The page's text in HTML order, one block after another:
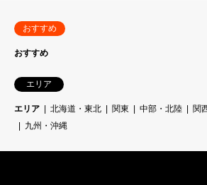
おすすめ
おすすめ
エリア
エリア 北海道・東北 関東 中部・北陸 関
九州・沖縄